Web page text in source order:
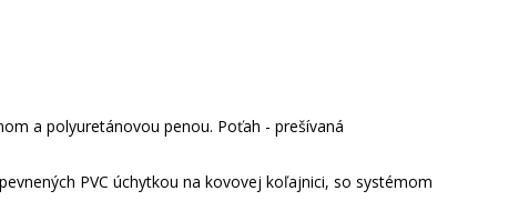
a polyuretánovou penou. Poťah - prešívaná
PVC úchytkou na kovovej koľajnici, so systémom